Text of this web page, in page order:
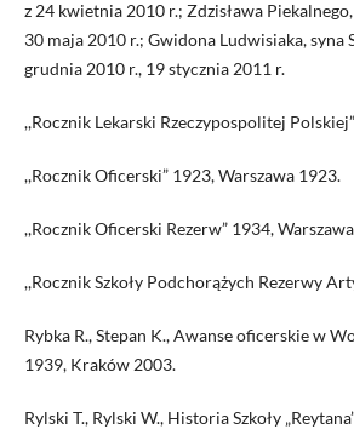
z 24 kwietnia 2010 r.; Zdzisława
30 maja 2010 r.; Gwidona Ludwisiaka, syna
grudnia 2010 r., 19 stycznia 2011 r.
,,Rocznik Lekarski Rzeczypospolitej
,,Rocznik Oficerski” 1923, Warszawa 1923.
,,Rocznik Oficerski Rezerw” 1934,
,,Rocznik Szkoły Podchorążych Rezerwy
Rybka R., Stepan K., Awanse oficerskie w
1939, Kraków 2003.
Rylski T., Rylski W., Historia Szkoły